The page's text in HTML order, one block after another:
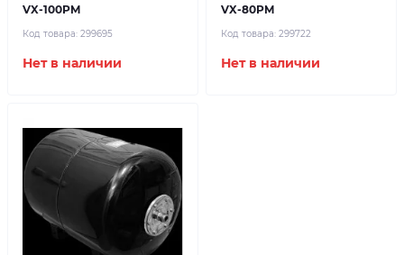
VX-100PM
Код товара: 299695
Нет в наличии
VX-80PM
Код товара: 299722
Нет в наличии